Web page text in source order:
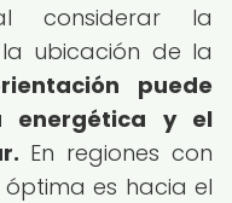
considerar la
ubicación de la
puede
energética y el
En regiones con
es hacia el